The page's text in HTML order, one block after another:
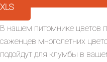
XLS
В нашем питомнике цветов
саженцев многолетних
подойдут для клумбы в